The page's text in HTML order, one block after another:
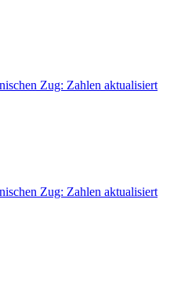
Zug: Zahlen aktualisiert
Zug: Zahlen aktualisiert